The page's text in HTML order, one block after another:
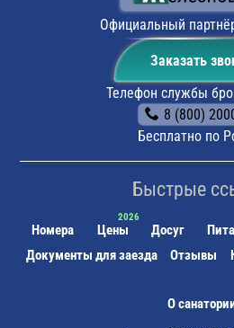
Официальный
Заказать
Телефон службы
8 (800)
Бесплатно по
Быстрые
Номера Цены Досуг
Документы для заезда
Отзывы
О